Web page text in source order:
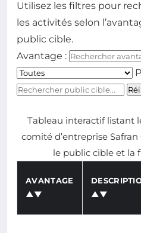
Utilisez les filtres pour
les activités selon
public cible.
Avantage :
Tableau interactif listant
comité d’entreprise
le public cible et la
AVANTAGE
▲▼
▲▼